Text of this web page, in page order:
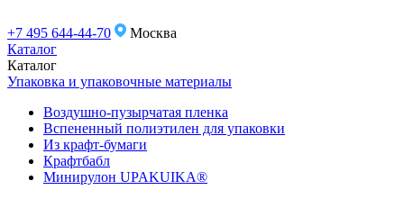
+7 495 644-44-70
Москва
Каталог
Каталог
Упаковка и упаковочные материалы
Воздушно-пузырчатая пленка
Вспененный полиэтилен для упаковки
Из крафт-бумаги
Крафтбабл
Минирулон UPAKUIKA®